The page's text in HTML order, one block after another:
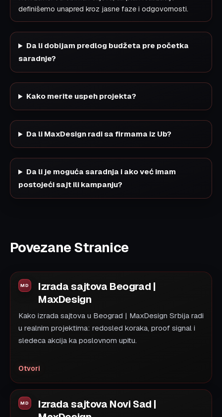
definišemo unapred kroz jasne faze i odgovornosti.
Da li dobijam predlog budžeta pre početka
saradnje?
Kako merite uspeh projekta?
Da li MaxDesign radi sa firmama iz Ub?
Da li je moguća saradnja i ako već imam
postojeći sajt ili kampanju?
Povezane Stranice
Izrada sajtova Beograd |
MaxDesign
Kako izrada sajtova u Beograd | MaxDesign Srbija radi
u realnim projektima: redosled koraka, proof signal i
sledeca akcija ka poslovnom upitu.
Otvori
Izrada sajtova Novi Sad |